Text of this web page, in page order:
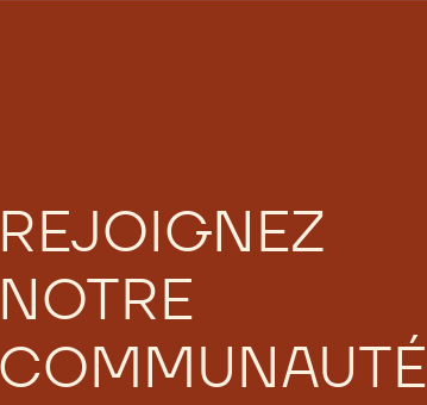
REJOIGNEZ
NOTRE
COMMUNAUTÉ